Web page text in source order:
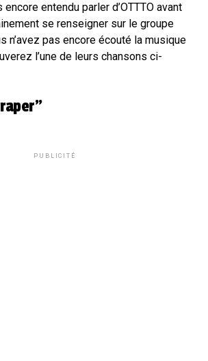
encore entendu parler d’OTTTO avant
se renseigner sur le groupe
n’avez pas encore écouté la musique
l’une de leurs chansons ci-
PUBLICITÉ